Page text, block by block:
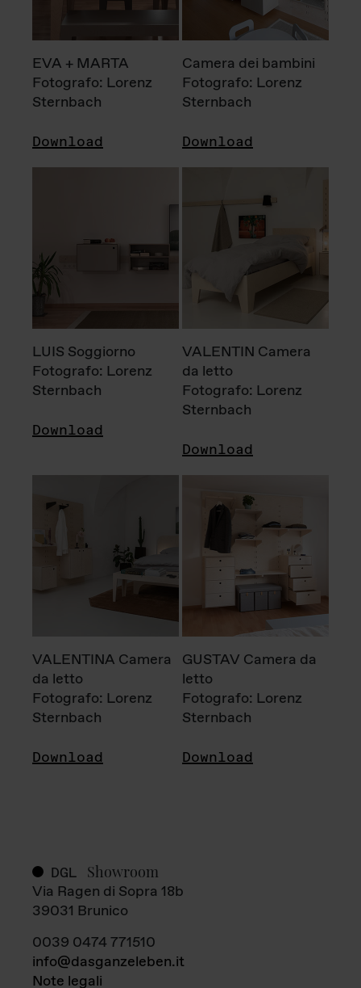
EVA + MARTA
Fotografo: Lorenz
Sternbach
Download
Camera dei bambini
Fotografo: Lorenz
Sternbach
Download
LUIS Soggiorno
Fotografo: Lorenz
Sternbach
Download
VALENTIN Camera
da letto
Fotografo: Lorenz
Sternbach
Download
VALENTINA Camera
da letto
Fotografo: Lorenz
Sternbach
Download
GUSTAV Camera da
letto
Fotografo: Lorenz
Sternbach
Download
DGL Showroom
Via Ragen di Sopra 18b
39031 Brunico
0039 0474 771510
info@dasganzeleben.it
Note legali